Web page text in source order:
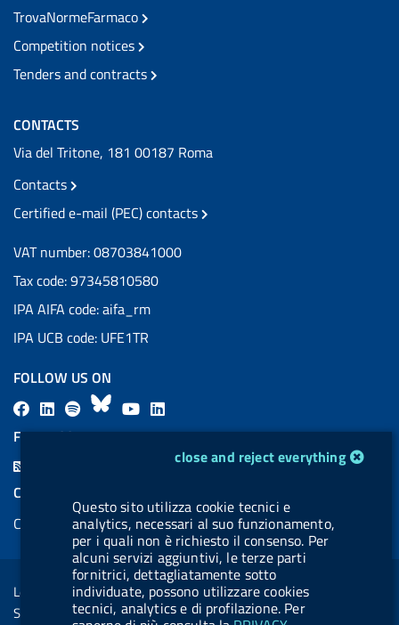
cookie management moduleclose and reject everything
Questo sito utilizza cookie tecnici e
analytics, necessari al suo funzionamento,
per i quali non è richiesto il consenso. Per
alcuni servizi aggiuntivi, le terze parti
fornitrici, dettagliatamente sotto
individuate, possono utilizzare cookies
tecnici, analytics e di profilazione. Per
TrovaNormeFarmaco
Competition notices
Tenders and contracts
CONTACTS
Via del Tritone, 181 00187 Roma
Contacts
Certified e-mail (PEC) contacts
VAT number: 08703841000
Tax code: 97345810580
IPA AIFA code: aifa_rm
IPA UCB code: UFE1TR
FOLLOW US ON
F
a
L
i
a
l
.
b
u
t
B
l
s
k
y
Y
o
u
b
e
i
e
d
i
n
FEED RSS
COOKIES
Cookie management
Sezione Link Utili
Legal notice
Social Media Policy